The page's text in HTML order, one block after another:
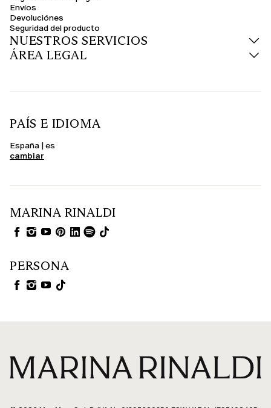
Envíos
Devoluciónes
Seguridad del producto
NUESTROS SERVICIOS
ÁREA LEGAL
PAÍS E IDIOMA
España | es
cambiar
MARINA RINALDI
PERSONA